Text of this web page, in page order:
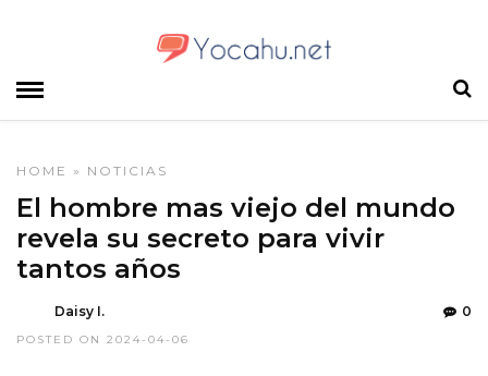
HOME » NOTICIAS
El hombre mas viejo del mundo
revela su secreto para vivir
tantos años
Daisy I.
POSTED ON 2024-04-06
0